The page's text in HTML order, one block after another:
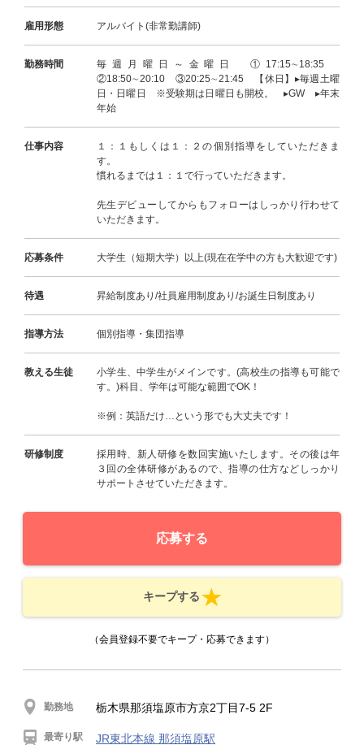
雇用形態 アルバイト(非常勤講師)
勤務時間
毎週月曜日～金曜日 ①17:15∼18:35
②18:50∼20:10 ③20:25∼21:45 【休日】▸毎週土曜
日・日曜日 ※受験期は日曜日も開校。 ▸GW ▸年末
年始
仕事内容
１：１もしくは１：２の個別指導をしていただきま
す。
慣れるまでは１：１で行っていただきます。
先生デビューしてからもフォローはしっかり行わせて
いただきます。
応募条件 大学生（短期大学）以上(現在在学中の方も大歓迎です)
待遇 昇給制度あり/社員雇用制度あり/お誕生日制度あり
指導方法 個別指導・集団指導
教える生徒
小学生、中学生がメインです。(高校生の指導も可能で
す。)科目、学年は可能な範囲でOK！
※例：英語だけ…という形でも大丈夫です！
研修制度
採用時、新人研修を数回実施いたします。その後は年
３回の全体研修があるので、指導の仕方などしっかり
サポートさせていただきます。
応募する
キープする
（会員登録不要でキープ・応募できます）
勤務地 栃木県那須塩原市方京2丁目7-5 2F
最寄り駅 JR東北本線 那須塩原駅